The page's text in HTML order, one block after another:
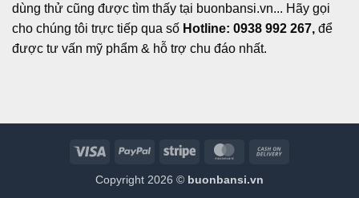
dùng thử cũng được tìm thấy tại buonbansi.vn... Hãy gọi
cho chúng tôi trực tiếp qua số Hotline: 0938 992 267, để
được tư vấn mỹ phẩm & hỗ trợ chu đáo nhất.
Visa PayPal Stripe MasterCard
Copyright 2026 © buonbansi.vn